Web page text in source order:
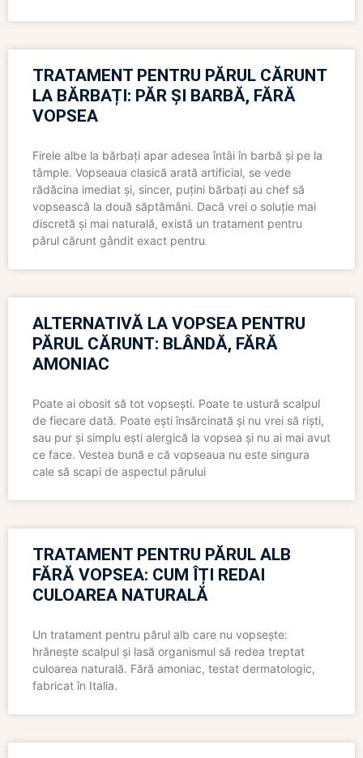
TRATAMENT PENTRU PĂRUL CĂRUNT
LA BĂRBAȚI: PĂR ȘI BARBĂ, FĂRĂ
VOPSEA
Firele albe la bărbați apar adesea întâi în barbă și pe la
tâmple. Vopseaua clasică arată artificial, se vede
rădăcina imediat și, sincer, puțini bărbați au chef să
vopsească la două săptămâni. Dacă vrei o soluție mai
discretă și mai naturală, există un tratament pentru
părul cărunt gândit exact pentru
ALTERNATIVĂ LA VOPSEA PENTRU
PĂRUL CĂRUNT: BLÂNDĂ, FĂRĂ
AMONIAC
Poate ai obosit să tot vopsești. Poate te ustură scalpul
de fiecare dată. Poate ești însărcinată și nu vrei să riști,
sau pur și simplu ești alergică la vopsea și nu ai mai avut
ce face. Vestea bună e că vopseaua nu este singura
cale să scapi de aspectul părului
TRATAMENT PENTRU PĂRUL ALB
FĂRĂ VOPSEA: CUM ÎȚI REDAI
CULOAREA NATURALĂ
Un tratament pentru părul alb care nu vopsește:
hrănește scalpul și lasă organismul să redea treptat
culoarea naturală. Fără amoniac, testat dermatologic,
fabricat în Italia.